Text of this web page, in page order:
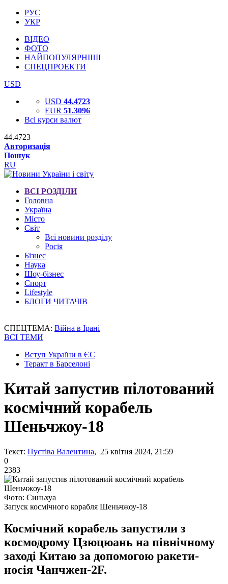
РУС
УКР
ВІДЕО
ФОТО
НАЙПОПУЛЯРНІШІ
СПЕЦПРОЕКТИ
USD
USD 44.4723
EUR 51.3096
Всі курси валют
44.4723
Авторизація
Пошук
RU
ВСІ РОЗДІЛИ
Головна
Україна
Місто
Світ
Всі новини розділу
Росія
Бізнес
Наука
Шоу-бізнес
Спорт
Lifestyle
БЛОГИ ЧИТАЧІВ
СПЕЦТЕМА: Війна в Ірані
ВСІ ТЕМИ
Вступ України в ЄС
Теракт в Барселоні
Китай запустив пілотований
космічний корабель
Шеньчжоу-18
Текст: Пустіва Валентина, 25 квітня 2024, 21:59
0
2383
Фото: Синьхуа
Запуск космічного корабля Шеньчжоу-18
Космічний корабель запустили з
космодрому Цзюцюань на північному
заході Китаю за допомогою ракети-
носія Чанчжен-2F.